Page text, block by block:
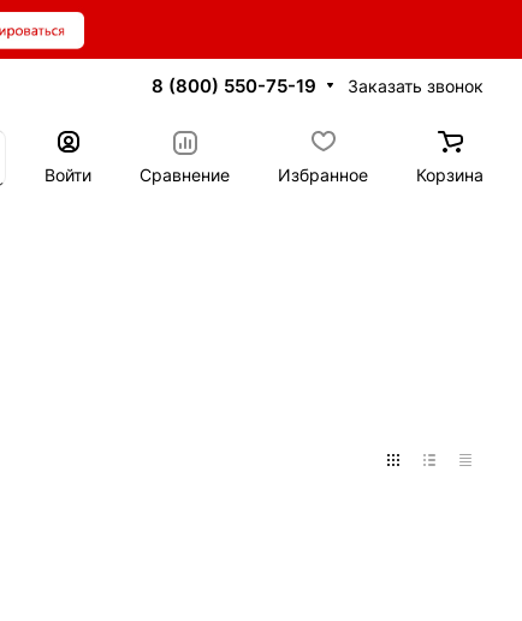
8 (800) 550-75-19 Заказать звонок
Войти Сравнение Избранное Корзина